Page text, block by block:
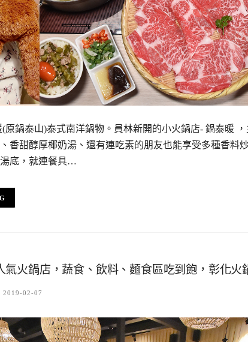
原鍋泰山)泰式南洋鍋物。員林新開的小火鍋店- 鍋泰暖
香甜醇厚椰奶湯、還有連吃素的朋友也能享受多種香料
底，就連餐具…
氣火鍋店，蔬食、飲料、麵食區吃到飽，彰化火
2019-02-07